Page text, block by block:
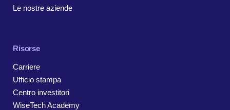
Le nostre aziende
Risorse
Carriere
Ufficio stampa
Centro investitori
WiseTech Academy